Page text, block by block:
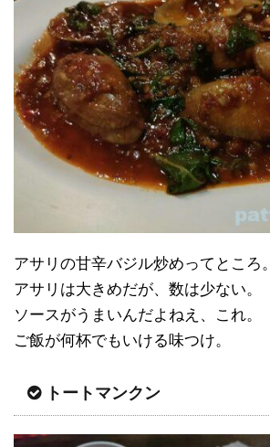
アサリの甘辛バジル炒めってところ。
アサリは大きめだが、数は少ない。
ソースがうまいんだよねえ、これ。
ご飯が何杯でもいける味つけ。
トートマンクン